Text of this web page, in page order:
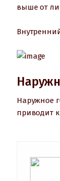
выше от
Наружное
приводит к